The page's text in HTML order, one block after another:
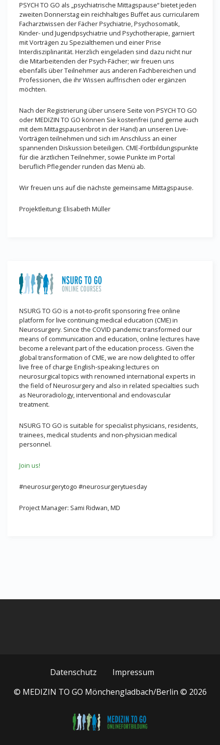
PSYCH TO GO als „psychiatrische Mittagspause“ bietet jeden
zweiten Donnerstag ein reichhaltiges Buffet aus curricularem
Facharztwissen der Fächer Psychiatrie, Psychosomatik,
Kinder- und Jugendpsychiatrie und Psychotherapie, garniert
mit Vorträgen zu Spezialthemen und einer Prise
Interdisziplinarität. Herzlich eingeladen sind dazu nicht nur
die Mitarbeitenden der Psych-Fächer; wir freuen uns
ebenfalls über Teilnehmer aus anderen Fachbereichen und
Professionen, die ihr Wissen auffrischen oder ergänzen
möchten.
Nach der Registrierung über unsere Seite von PSYCH TO GO
oder MEDIZIN TO GO können Sie kostenfrei (und gerne auch
mit dem Mittagspausenbrot in der Hand) an unseren Live-
Vorträgen teilnehmen und sich im Anschluss an einer
spannenden Diskussion beteiligen. CME-Fortbildungspunkte
für die ärztlichen Teilnehmer, sowie Punkte im Portal
beruflich Pflegender runden das Menü ab.
Wir freuen uns auf die nächste gemeinsame Mittagspause.
Projektleitung: Elisabeth Müller
NSURG TO GO is a not-to-profit sponsoring free online
platform for live continuing medical education (CME) in
Neurosurgery. Since the COVID pandemic transformed our
means of communication and education, online lectures have
become a relevant part of the education process. Given the
global transformation of CME, we are now delighted to offer
live free of charge English-speaking lectures on
neurosurgical topics with renowned international experts in
the field of Neurosurgery and also in related specialties such
as Neuroradiology, interventional and endovascular
treatment.
NSURG TO GO is suitable for specialist physicians, residents,
trainees, medical students and non-physician medical
personnel.
Join us!
#neurosurgerytogo #neurosurgerytuesday
Project Manager: Sami Ridwan, MD
Datenschutz
Impressum
© MEDIZIN TO GO Mönchengladbach/Berlin © 2026